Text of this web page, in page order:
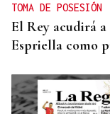
TOMA DE POSESIÓN
El Rey acudirá
Espriella como